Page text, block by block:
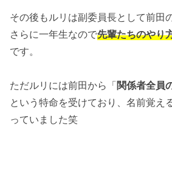
その後もルリは副委員長として前田
さらに一年生なので先輩たちのやり
です。
ただルリには前田から「関係者全員
という特命を受けており、名前覚え
っていました笑